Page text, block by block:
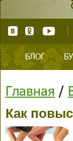
БЛОГ
Главная /
Как